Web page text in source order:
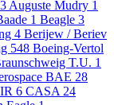
3 Auguste Mudry 1
1 Beagle 3
4 Berijew / Beriev
548 Boeing-Vertol
T.U. 1
BAE 28
6 CASA 24